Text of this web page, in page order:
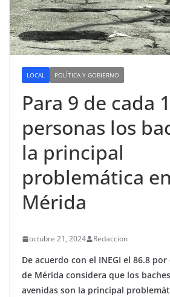
LOCAL POLÍTICA Y GOBIERNO
Para 9 de cada
personas los
la principal
problemática
Mérida
octubre 21, 2024 Redaccion
De acuerdo con el INEGI el 86.8
de Mérida considera que los
avenidas son la principal